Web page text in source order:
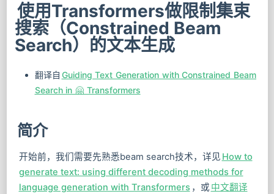
使用Transformers做限制集束
搜索（Constrained Beam
Search）的文本生成
翻译自 Guiding Text Generation with Constrained Beam
Search in 🤗 Transformers
简介
开始前，我们需要先熟悉beam search技术，详见 How to
generate text: using different decoding methods for
language generation with Transformers ，或 中文翻译